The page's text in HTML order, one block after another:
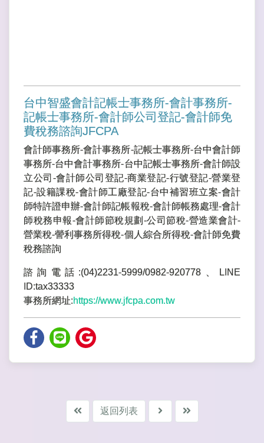
台中智盛會計記帳士事務所-會計事務所-
記帳士事務所-會計師公司登記-會計師免
費稅務諮詢JFCPA
會計師事務所-會計事務所-記帳士事務所-台中會計師
事務所-台中會計事務所-台中記帳士事務所-會計師設
立公司-會計師公司登記-商業登記-行號登記-營業登
記-設籍課稅-會計師工廠登記-台中補習班立案-會計
師特許證申辦-會計師記帳報稅-會計師帳務處理-會計
師稅務申報-會計師節稅規劃-公司節稅-營造業會計-
營業稅-謍利事務所得稅-個人綜合所得稅-會計師免費
稅務諮詢
諮詢電話:(04)2231-5999/0982-920778、LINE
ID:tax33333
事務所網址:https://www.jfcpa.com.tw
返回列表